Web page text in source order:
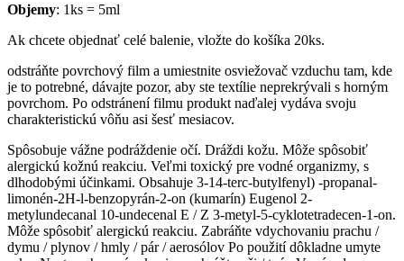
Objemy: 1ks = 5ml
Ak chcete objednať celé balenie, vložte do košíka 20ks.
odstráňte povrchový film a umiestnite osviežovač vzduchu tam, kde
je to potrebné, dávajte pozor, aby ste textílie neprekrývali s horným
povrchom. Po odstránení filmu produkt naďalej vydáva svoju
charakteristickú vôňu asi šesť mesiacov.
Spôsobuje vážne podráždenie očí. Dráždi kožu. Môže spôsobiť
alergickú kožnú reakciu. Veľmi toxický pre vodné organizmy, s
dlhodobými účinkami. Obsahuje 3-14-terc-butylfenyl) -propanal-
limonén-2H-l-benzopyrán-2-on (kumarín) Eugenol 2-
metylundecanal 10-undecenal E / Z 3-metyl-5-cyklotetradecen-1-on.
Môže spôsobiť alergickú reakciu. Zabráňte vdychovaniu prachu /
dymu / plynov / hmly / pár / aerosólov Po použití dôkladne umyte